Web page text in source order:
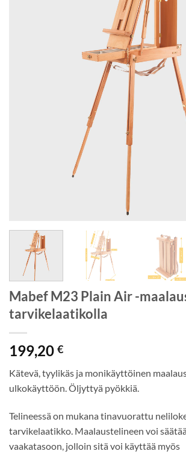
Mabef M23 Plain Air -
tarvikelaatikolla
199,20 €
Kätevä, tyylikäs ja monikäyttöinen
ulkokäyttöön. Öljyttyä pyökkiä.
Telineessä on mukana tinavuorattu
tarvikelaatikko. Maalaustelineen voi
vaakatasoon, jolloin sitä voi käyttää myös